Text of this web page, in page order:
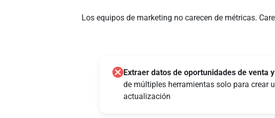
Los equipos de marketing no carecen de métricas.
Extraer datos de oportunidades de venta
de múltiples herramientas solo para crear
actualización